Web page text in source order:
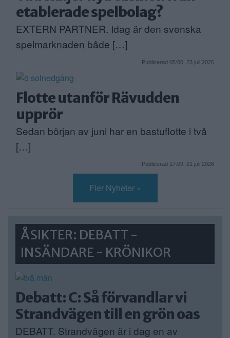
etablerade spelbolag?
EXTERN PARTNER. Idag är den svenska
spelmarknaden både […]
Publicerad 05:00, 23 juli 2026
Flotte utanför Rävudden
upprör
Sedan början av juni har en bastuflotte i två
[…]
Publicerad 17:09, 21 juli 2026
Fler Nyheter »
ÅSIKTER: DEBATT -
INSÄNDARE - KRÖNIKOR
Debatt: C: Så förvandlar vi
Strandvägen till en grön oas
DEBATT. Strandvägen är i dag en av